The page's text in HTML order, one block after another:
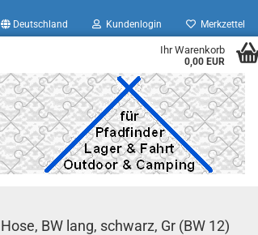
Deutschland Kundenlogin Merkzettel
Ihr Warenkorb
0,00 EUR
Hose, BW lang, schwarz, Gr (BW 12)